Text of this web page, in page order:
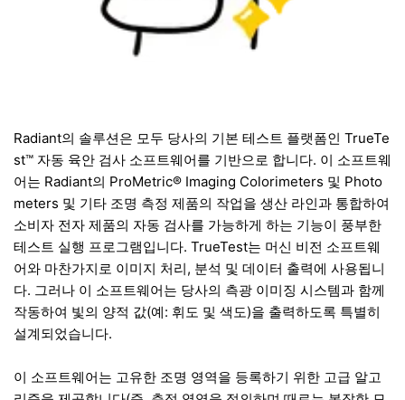
Radiant의 솔루션은 모두 당사의 기본 테스트 플랫폼인 TrueTe
st™ 자동 육안 검사 소프트웨어를 기반으로 합니다. 이 소프트웨
어는 Radiant의 ProMetric® Imaging Colorimeters 및 Photo
meters 및 기타 조명 측정 제품의 작업을 생산 라인과 통합하여
소비자 전자 제품의 자동 검사를 가능하게 하는 기능이 풍부한
테스트 실행 프로그램입니다. TrueTest는 머신 비전 소프트웨
어와 마찬가지로 이미지 처리, 분석 및 데이터 출력에 사용됩니
다. 그러나 이 소프트웨어는 당사의 측광 이미징 시스템과 함께
작동하여 빛의 양적 값(예: 휘도 및 색도)을 출력하도록 특별히
설계되었습니다.
이 소프트웨어는 고유한 조명 영역을 등록하기 위한 고급 알고